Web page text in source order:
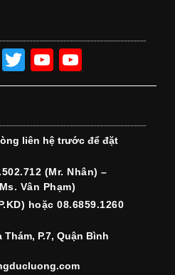
Li
T
wi
er
Y
o
T
u
b
e
o
T
u
b
e
h
liên hệ trước để đặt
(Mr. Nhân) –
Vân Phạm)
hoặc 08.6859.1260
P.7, Quận Bình